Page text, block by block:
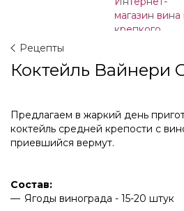
Рецепты
Коктейль Вайнери
Предлагаем в жаркий день
коктейль средней крепости с
приевшийся вермут.
Состав:
Ягоды винограда - 15-20 штук